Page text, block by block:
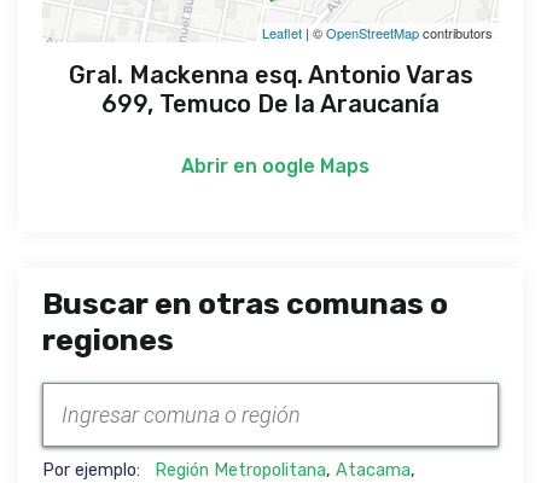
Leaflet | ©OpenStreetMapcontributors
Gral. Mackenna esq. Antonio Varas
699, Temuco De la Araucanía
Abrir en oogle Maps
Buscar en otras comunas o
regiones
Por ejemplo: Región Metropolitana, Atacama,